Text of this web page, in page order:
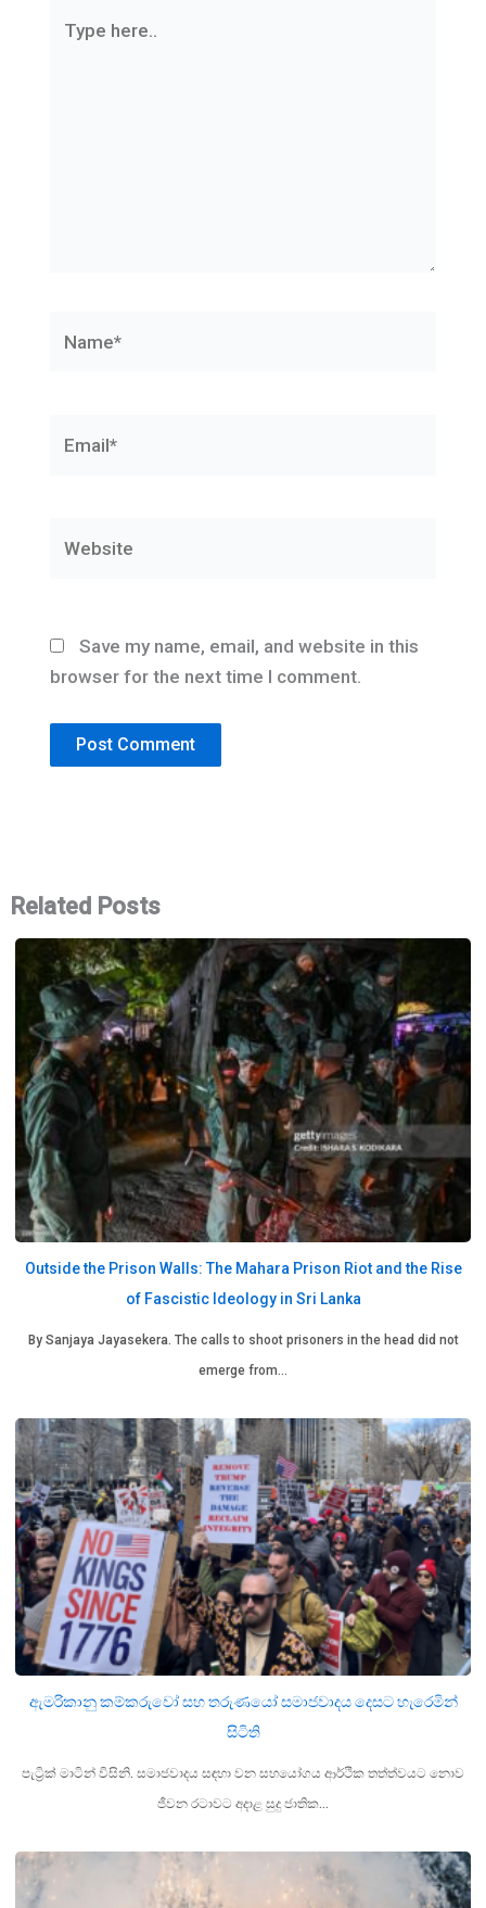
here..
Save my name, email, and website in this
browser for the next time I comment.
Related Posts
Outside the Prison Walls: The Mahara Prison Riot and the Rise
of Fascistic Ideology in Sri Lanka
By Sanjaya Jayasekera. The calls to shoot prisoners in the head did not
emerge from…
ඇමරිකානු කම්කරුවෝ සහ තරුණයෝ සමාජවාදය දෙසට හැරෙමින්
සිටිති
පැට්‍රික් මාටින් විසිනි. සමාජවාදය සඳහා වන සහයෝගය ආර්ථික තත්ත්වයට නොව
ජීවන රටාවට අදාළ සුදු ජාතික…